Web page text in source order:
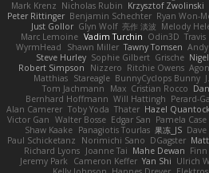
Mark Krenz Nicholas Rubin Krzysztof Zwolinski
Peter Rittinger Benjamin Schechter Ryan Won-
Just Gollor Glyn Wolf 亮作 淡波 Melody
Marc Lemoine Vadim Turchin Odin3D Travis
WyrmHead
Shawn Miller Tawny Tomsen
Steve Hurley Sophie Gilbert Grische
Robert Simpson
Nizzero Ritchie Owens
Matthias Stareagle BunnyCyclops Bunny
Tom Jachmann
Max Cristian Rocco
Bernhard Hoffmann Will Hattingh Perard-
Alan Camerer Toby Yoda Thater Hazel
Victor Gan Walter Bosse Edgar San Pamela Case
Shaw Kaake Panagiotis Tourlas 果冻_JS
Paul Schicketanz
Norimichi Sano DGagster
Richard Lyons Joanne Tai Mahe Dewan
Jeremy Park
Cameron Keffer Yan Shi Ulrich